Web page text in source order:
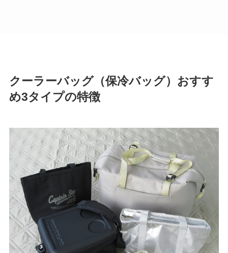
クーラーバッグ（保冷バッグ）おすす
め3タイプの特徴